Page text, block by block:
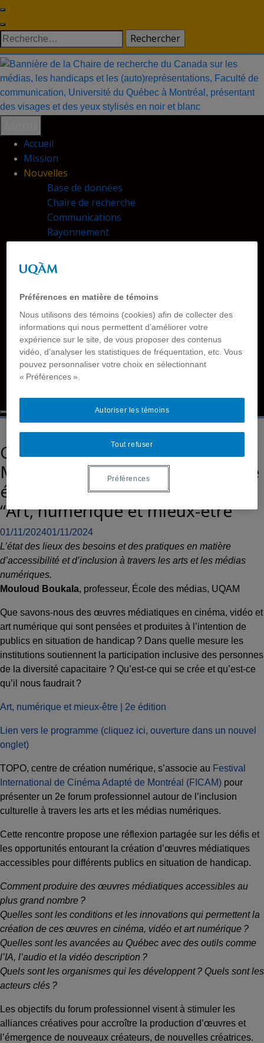
to
content
Rechercher :
Accueil
Mission
Nouvelles
Base de données
Chaire de recherche
Communications
Rayonnement
Conférences
Films
Nous joindre
Accessibilité
Base de données sur le handicap et la sourditude
Tutoriels
Français simplifié
Conférence d’ouverture de
Mouloud Boukala lors de la 2ème
édition du forum professionnel
“Art, numérique et mieux-être”
01/11/202401/11/2024
L’état des lieux des besoins et des pratiques en matière
d’accessibilité et d’inclusion à travers les arts et les médias
numériques.
Mouloud Boukala, professeur, École des médias, UQAM
Que savons-nous des œuvres médiatiques en cinéma, vidéo et
art numérique qui sont pensées et produites à l’intention de
publics en situation de handicap ? Dans quelle mesure les
institutions soutiennent la participation inclusive des personnes
de la diversité capacitaire ? Qu’est-ce qui se crée et qu’est-ce
qu’il nous faudrait ?
Art, numérique et mieux-être | 2e édition
Lien vers le programme (cliquez ici, ouverture dans un nouvel
onglet)
TOPO, centre de création numérique, s’associe au Festival
International de Cinéma Adapté de Montréal (FICAM) pour
présenter un 2e forum professionnel autour de l’inclusion
culturelle à travers les arts et les médias numériques.
Cette rencontre propose une réflexion partagée sur les défis et
les opportunités entourant la création d’œuvres médiatiques
accessibles pour différents publics en situation de handicap.
Comment produire des œuvres médiatiques accessibles au
plus grand nombre ?
Quelles sont les conditions et les innovations qui permettent la
création de ces œuvres en cinéma, vidéo et art numérique ?
Quelles sont les avancées au Québec avec des outils comme
l’IA, l’audio et la vidéo description ?
Quels sont les organismes qui les développent ? Quels sont les
acteurs clés ?
Les objectifs du forum professionnel visent à stimuler les
alliances créatives pour accroître la production d’œuvres et
l’émergence de nouveaux créateurs, de nouvelles créatrices.
Préférences en matière de témoins
Nous utilisons des témoins (cookies) afin de collecter des
informations qui nous permettent d’améliorer votre
expérience sur le site, de vous proposer des contenus
vidéo, d’analyser les statistiques de fréquentation, etc. Vous
pouvez personnaliser votre choix en sélectionnant
« Préférences ».
Tout refuser
Autoriser les témoins
Préférences